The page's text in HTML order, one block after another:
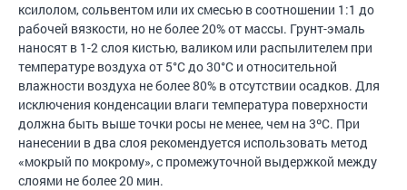
ксилолом, сольвентом или их смесью в соотношении 1:1 до
рабочей вязкости, но не более 20% от массы. Грунт-эмаль
наносят в 1-2 слоя кистью, валиком или распылителем при
температуре воздуха от 5°С до 30°С и относительной
влажности воздуха не более 80% в отсутствии осадков. Для
исключения конденсации влаги температура поверхности
должна быть выше точки росы не менее, чем на 3ºС. При
нанесении в два слоя рекомендуется использовать метод
«мокрый по мокрому», с промежуточной выдержкой между
слоями не более 20 мин.